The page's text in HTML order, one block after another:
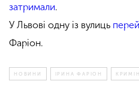
затримали.
У Львові одну із вулиць
Фаріон.
НОВИНИ ІРИНА ФАРІОН